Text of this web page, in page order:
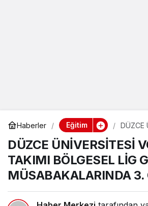
Haberler Eğitim
DÜZCE
OLDU
DÜZCE ÜNİVERSİTESİ
TAKIMI BÖLGESEL LİG
MÜSABAKALARINDA 3.